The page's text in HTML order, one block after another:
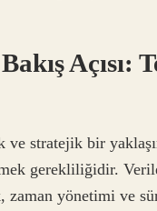
Açısı:
ve stratejik bir
gerekliliğidir.
yönetimi ve